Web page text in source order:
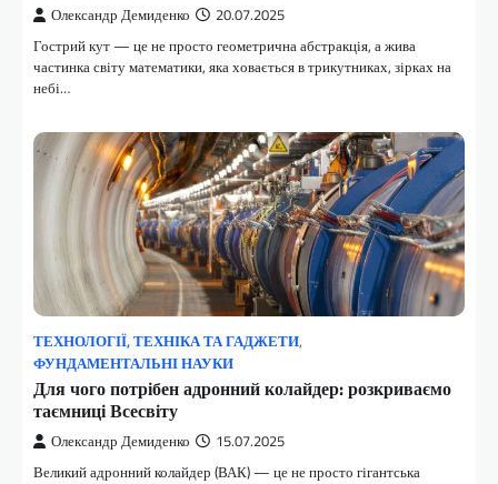
Олександр Демиденко 20.07.2025
Гострий кут — це не просто геометрична абстракція, а жива
частинка світу математики, яка ховається в трикутниках, зірках на
небі…
ТЕХНОЛОГІЇ, ТЕХНІКА ТА ГАДЖЕТИ,
ФУНДАМЕНТАЛЬНІ НАУКИ
Для чого потрібен адронний колайдер: розкриваємо
таємниці Всесвіту
Олександр Демиденко 15.07.2025
Великий адронний колайдер (ВАК) — це не просто гігантська